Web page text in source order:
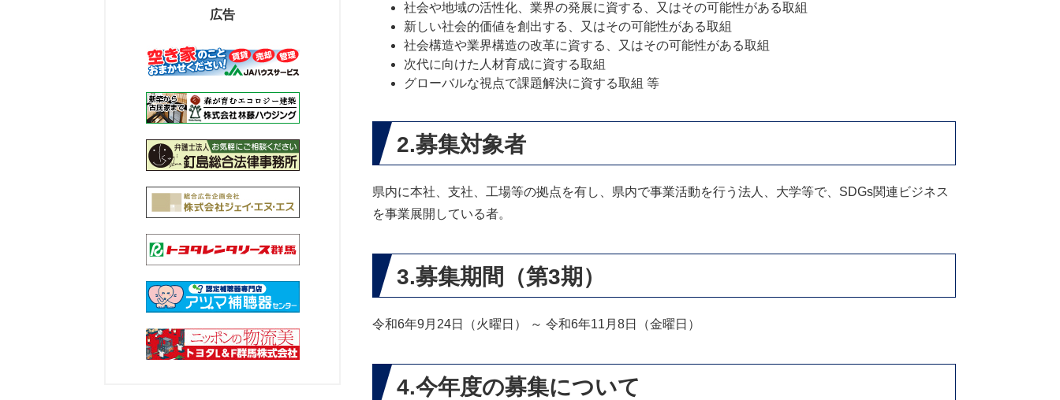
社会や地域の活性化、業界の発展に資する、又はその可能性がある取組
新しい社会的価値を創出する、又はその可能性がある取組
社会構造や業界構造の改革に資する、又はその可能性がある取組
次代に向けた人材育成に資する取組
グローバルな視点で課題解決に資する取組 等
2.募集対象者
県内に本社、支社、工場等の拠点を有し、県内で事業活動を行う法人、大学等で、SDGs関連ビジネス
を事業展開している者。
3.募集期間（第3期）
令和6年9月24日（火曜日） ～ 令和6年11月8日（金曜日）
4.今年度の募集について
広告